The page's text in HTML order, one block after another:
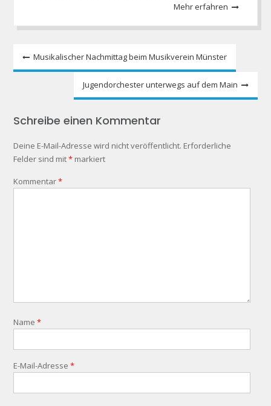
Mehr erfahren
Beitragsnavigation
Musikalischer Nachmittag beim Musikverein Münster
Jugendorchester unterwegs auf dem Main
Schreibe einen Kommentar
Deine E-Mail-Adresse wird nicht veröffentlicht. Erforderliche
Felder sind mit*markiert
Kommentar*
Name *
E-Mail-Adresse *